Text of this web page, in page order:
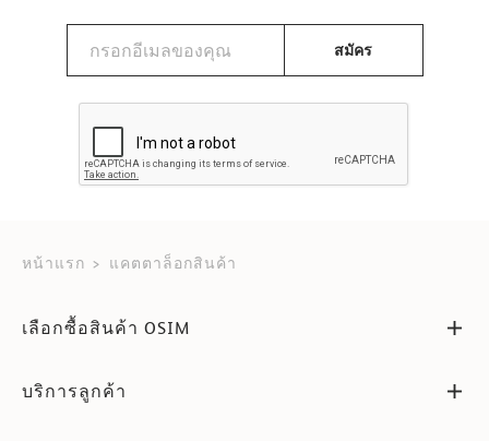
สมัคร
หน้าแรก แคตตาล็อกสินค้า
เลือกซื้อสินค้า OSIM
บริการลูกค้า